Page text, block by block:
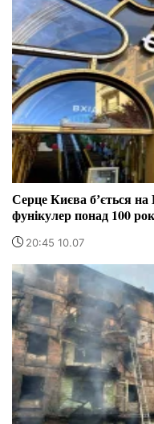
Серце Києва бʼється
фунікулер понад 100
20:45 10.07